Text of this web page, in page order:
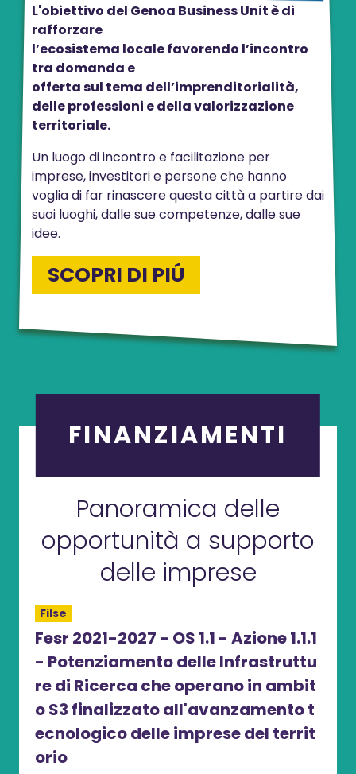
L'obiettivo del Genoa Business Unit è di
rafforzare
l’ecosistema locale favorendo l’incontro
tra domanda e
offerta sul tema dell’imprenditorialità,
delle professioni e della valorizzazione
territoriale.
Un luogo di incontro e facilitazione per
imprese, investitori e persone che hanno
voglia di far rinascere questa città a partire dai
suoi luoghi, dalle sue competenze, dalle sue
idee.
SCOPRI DI PIÚ
FINANZIAMENTI
Panoramica delle
opportunità a supporto
delle imprese
Filse
Fesr 2021-2027 - OS 1.1 - Azione 1.1.1
- Potenziamento delle Infrastruttu
re di Ricerca che operano in ambit
o S3 finalizzato all'avanzamento t
ecnologico delle imprese del territ
orio